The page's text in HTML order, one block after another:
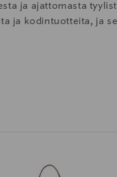
ja ajattomasta
ja kodintuotteita, ja